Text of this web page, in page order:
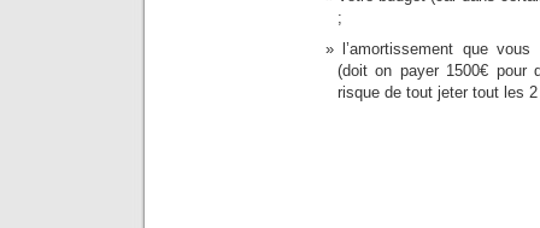
;
l’amortissement que
(doit on payer 1500€ pour
risque de tout jeter tout les